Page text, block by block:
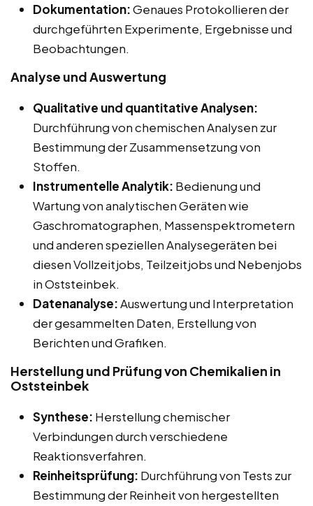
Dokumentation:Genaues Protokollieren der
durchgeführten Experimente, Ergebnisse und
Beobachtungen.
Analyse und Auswertung
Qualitative und quantitative Analysen:
Durchführung von chemischen Analysen zur
Bestimmung der Zusammensetzung von
Stoffen.
Instrumentelle Analytik: Bedienung und
Wartung von analytischen Geräten wie
Gaschromatographen, Massenspektrometern
und anderen speziellen Analysegeräten bei
diesen Vollzeitjobs, Teilzeitjobs und Nebenjobs
in Oststeinbek.
Datenanalyse:Auswertung und Interpretation
der gesammelten Daten, Erstellung von
Berichten und Grafiken.
Herstellung und Prüfung von Chemikalien in
Oststeinbek
Synthese: Herstellung chemischer
Verbindungen durch verschiedene
Reaktionsverfahren.
Reinheitsprüfung: Durchführung von Tests zur
Bestimmung der Reinheit von hergestellten